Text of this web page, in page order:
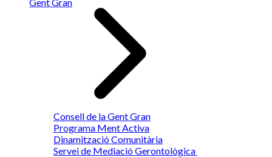
Consell de la Gent Gran
Programa Ment Activa
Dinamització Comunitària
Servei de Mediació Gerontològica